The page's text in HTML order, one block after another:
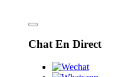
Chat En Direct